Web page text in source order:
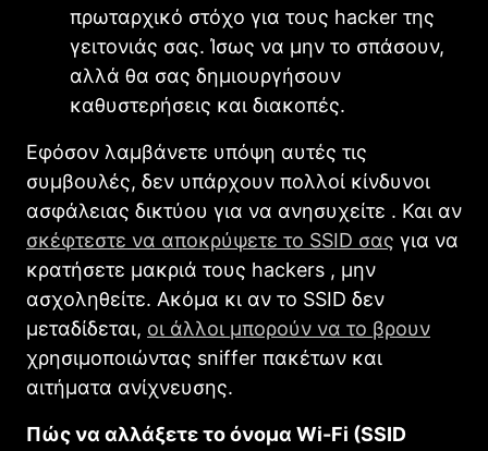
πρωταρχικό στόχο για τους hacker της
γειτονιάς σας. Ίσως να μην το σπάσουν,
αλλά θα σας δημιουργήσουν
καθυστερήσεις και διακοπές.
Εφόσον λαμβάνετε υπόψη αυτές τις
συμβουλές, δεν υπάρχουν πολλοί κίνδυνοι
ασφάλειας δικτύου για να ανησυχείτε . Και αν
σκέφτεστε να αποκρύψετε το SSID σας για να
κρατήσετε μακριά τους hackers , μην
ασχοληθείτε. Ακόμα κι αν το SSID δεν
μεταδίδεται, οι άλλοι μπορούν να το βρουν
χρησιμοποιώντας sniffer πακέτων και
αιτήματα ανίχνευσης.
Πώς να αλλάξετε το όνομα Wi-Fi (SSID